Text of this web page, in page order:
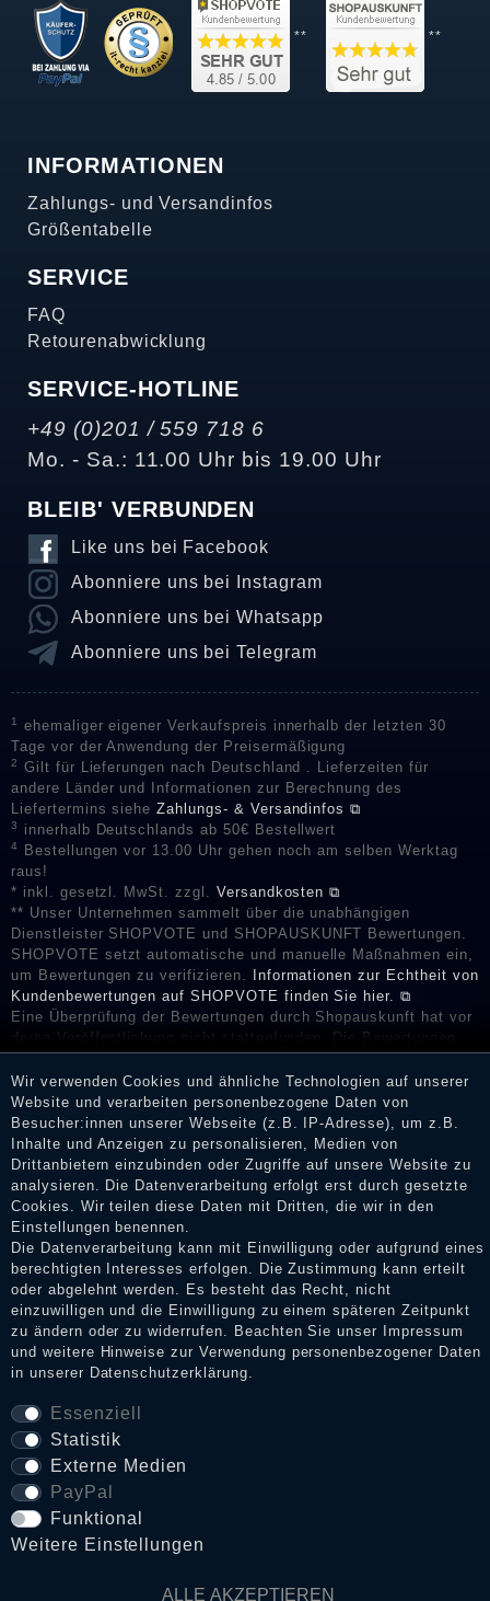
** **
INFORMATIONEN
Zahlungs- und Versandinfos
Größentabelle
SERVICE
FAQ
Retourenabwicklung
SERVICE-HOTLINE
+49 (0)201 / 559 718 6
Mo. - Sa.: 11.00 Uhr bis 19.00 Uhr
BLEIB' VERBUNDEN
Like uns bei Facebook
Abonniere uns bei Instagram
Abonniere uns bei Whatsapp
Abonniere uns bei Telegram
1
ehemaliger eigener Verkaufspreis innerhalb der letzten 30
Tage vor der Anwendung der Preisermäßigung
2
Gilt für Lieferungen nach Deutschland . Lieferzeiten für
andere Länder und Informationen zur Berechnung des
Liefertermins sieheZahlungs- & Versandinfos ⧉
3 innerhalb Deutschlands ab 50€ Bestellwert
4
Bestellungen vor 13.00 Uhr gehen noch am selben Werktag
raus!
* inkl. gesetzl. MwSt. zzgl. Versandkosten ⧉
** Unser Unternehmen sammelt über die unabhängigen
Dienstleister SHOPVOTE und SHOPAUSKUNFT Bewertungen.
SHOPVOTE setzt automatische und manuelle Maßnahmen ein,
um Bewertungen zu verifizieren. Informationen zur Echtheit von
Kundenbewertungen auf SHOPVOTE finden Sie hier. ⧉
Eine Überprüfung der Bewertungen durch Shopauskunft hat vor
deren Veröffentlichung nicht stattgefunden. Die Bewertungen
könnten von Verbrauchern stammen, die die Ware oder
Dienstleistungen gar nicht erworben oder genutzt haben. Nach
Erhalt einer Benachrichtigungs-E-Mail können Händler die
Bewertungen verifizieren und über die erfolgte Verifizierung im
Shop informieren.
Impressum
Daten­schutz­erklärung
Widerrufs­recht
VERTRAG WIDERRUFEN
Wir verwenden Cookies und ähnliche Technologien auf unserer
Website und verarbeiten personenbezogene Daten von
Besucher:innen unserer Webseite (z.B. IP-Adresse), um z.B.
Inhalte und Anzeigen zu personalisieren, Medien von
Drittanbietern einzubinden oder Zugriffe auf unsere Website zu
analysieren. Die Datenverarbeitung erfolgt erst durch gesetzte
Cookies. Wir teilen diese Daten mit Dritten, die wir in den
Einstellungen benennen.
Die Datenverarbeitung kann mit Einwilligung oder aufgrund eines
berechtigten Interesses erfolgen. Die Zustimmung kann erteilt
oder abgelehnt werden. Es besteht das Recht, nicht
einzuwilligen und die Einwilligung zu einem späteren Zeitpunkt
zu ändern oder zu widerrufen. Beachten Sie unser
Impressum
und weitere Hinweise zur Verwendung personenbezogener Daten
in unserer Daten­schutz­erklärung.
Essenziell
Statistik
Externe Medien
PayPal
Funktional
Weitere Einstellungen
ALLE AKZEPTIEREN